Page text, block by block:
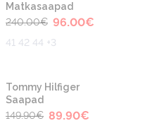
Matkasaapad
240.00€ 96.00€
41 42 44 +3
-40%
Tommy Hilfiger
Saapad
149.90€ 89.90€